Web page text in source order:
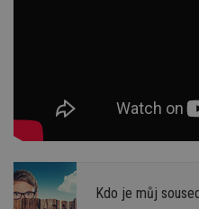
Kdo je můj